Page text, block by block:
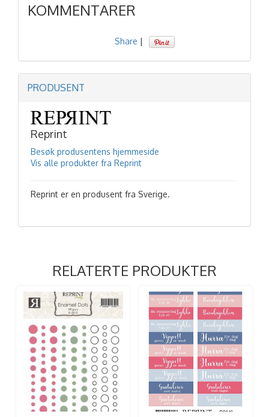
KOMMENTARER
Share |
PRODUSENT
Reprint
Besøk produsentens hjemmeside
Vis alle produkter fra Reprint
Reprint er en produsent fra Sverige.
RELATERTE PRODUKTER